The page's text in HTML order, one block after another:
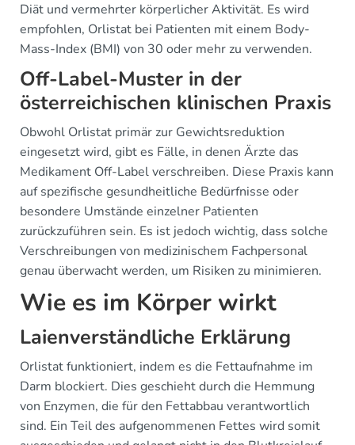
Diät und vermehrter körperlicher Aktivität. Es wird
empfohlen, Orlistat bei Patienten mit einem Body-
Mass-Index (BMI) von 30 oder mehr zu verwenden.
Off-Label-Muster in der
österreichischen klinischen Praxis
Obwohl Orlistat primär zur Gewichtsreduktion
eingesetzt wird, gibt es Fälle, in denen Ärzte das
Medikament Off-Label verschreiben. Diese Praxis kann
auf spezifische gesundheitliche Bedürfnisse oder
besondere Umstände einzelner Patienten
zurückzuführen sein. Es ist jedoch wichtig, dass solche
Verschreibungen von medizinischem Fachpersonal
genau überwacht werden, um Risiken zu minimieren.
Wie es im Körper wirkt
Laienverständliche Erklärung
Orlistat funktioniert, indem es die Fettaufnahme im
Darm blockiert. Dies geschieht durch die Hemmung
von Enzymen, die für den Fettabbau verantwortlich
sind. Ein Teil des aufgenommenen Fettes wird somit